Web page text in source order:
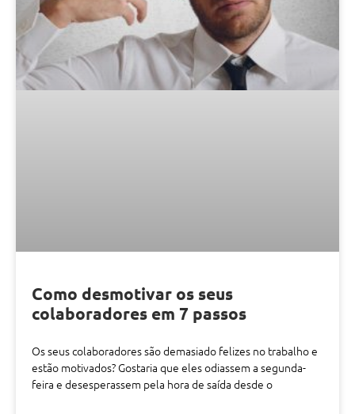
Como desmotivar os seus
colaboradores em 7 passos
Os seus colaboradores são demasiado felizes no trabalho e
estão motivados? Gostaria que eles odiassem a segunda-
feira e desesperassem pela hora de saída desde o